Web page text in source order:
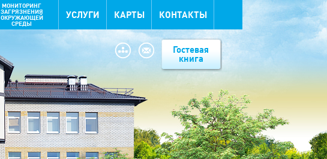
МОНИТОРИНГ
ЗАГРЯЗНЕНИЯ
ОКРУЖАЮЩЕЙ
СРЕДЫ
УСЛУГИ КАРТЫ КОНТАКТЫ
Гостевая
книга